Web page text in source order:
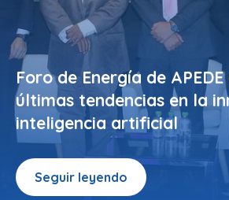
Foro de Energía de
últimas tendencias en la
inteligencia artificial
Seguir leyendo